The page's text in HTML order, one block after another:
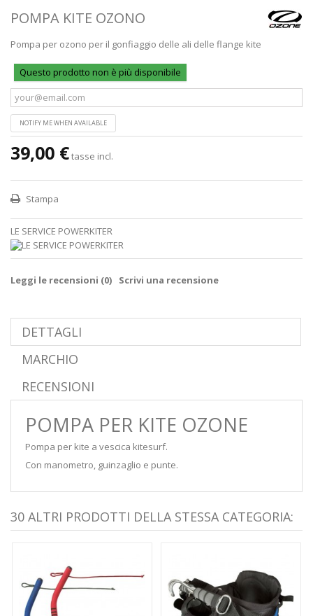
POMPA KITE OZONO
Pompa per ozono per il gonfiaggio delle ali delle flange kite
Questo prodotto non è più disponibile
NOTIFY ME WHEN AVAILABLE
39,00 €tasse incl.
Stampa
LE SERVICE POWERKITER
Leggi le recensioni (0) Scrivi una recensione
DETTAGLI
MARCHIO
RECENSIONI
POMPA PER KITE OZONE
Pompa per kite a vescica kitesurf.
Con manometro, guinzaglio e punte.
30 ALTRI PRODOTTI DELLA STESSA CATEGORIA: